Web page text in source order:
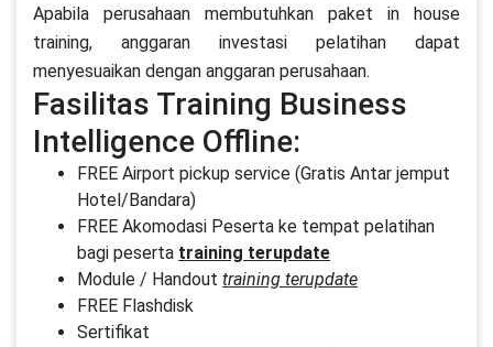
Apabila perusahaan membutuhkan paket in house
training, anggaran investasi pelatihan dapat
menyesuaikan dengan anggaran perusahaan.
Fasilitas Training Business
Intelligence Offline:
FREE Airport pickup service (Gratis Antar jemput
Hotel/Bandara)
FREE Akomodasi Peserta ke tempat pelatihan
bagi peserta training terupdate
Module / Handout training terupdate
FREE Flashdisk
Sertifikat